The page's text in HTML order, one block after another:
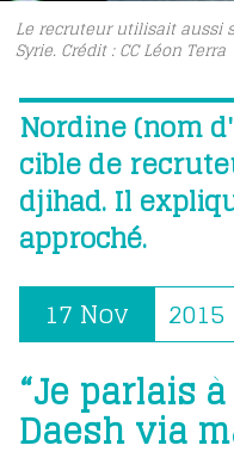
Le recruteur utilisait aussi
Syrie. Crédit : CC Léon Terra
Nordine (nom
cible de
djihad. Il
approché.
17 Nov 2015
“Je parlais
Daesh via